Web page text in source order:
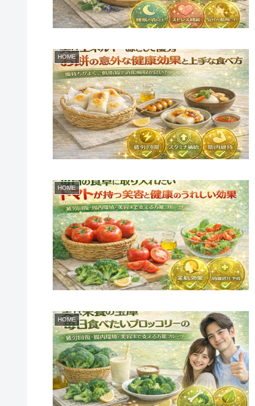
HOME
HOME
HOME